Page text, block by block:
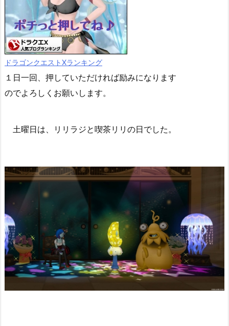
ドラゴンクエストXランキング
１日一回、押していただければ励みになります
のでよろしくお願いします。
土曜日は、リリラジと喫茶リリの日でした。